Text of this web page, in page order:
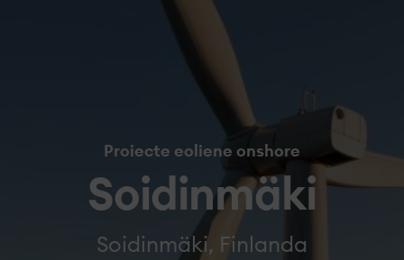
Proiecte eoliene onshore
Soidinmäki
Soidinmäki, Finlanda